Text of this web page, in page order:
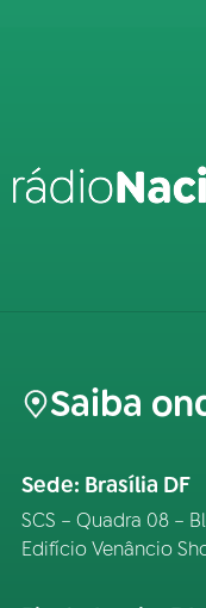
Saiba
Sede: Brasília DF
SCS – Quadra 08 –
Edifício Venâncio